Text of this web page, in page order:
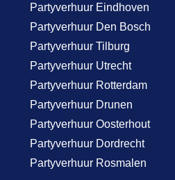
Partyverhuur Eindhoven
Partyverhuur Den Bosch
Partyverhuur Tilburg
Partyverhuur Utrecht
Partyverhuur Rotterdam
Partyverhuur Drunen
Partyverhuur Oosterhout
Partyverhuur Dordrecht
Partyverhuur Rosmalen